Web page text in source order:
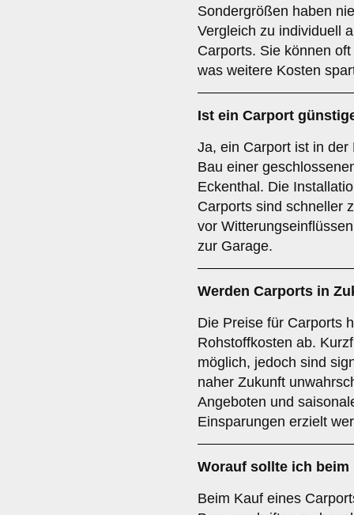
Sondergrößen haben
Vergleich zu individuell
Carports. Sie können
was weitere Kosten
Ist ein Carport
Ja, ein Carport ist in
Bau einer
Eckenthal. Die
Carports sind schneller
vor
zur Garage.
Werden Carports in
Die Preise für Carports
Rohstoffkosten ab.
möglich, jedoch sind
naher Zukunft
Angeboten und
Einsparungen erzielt
Worauf sollte ich
Beim Kauf eines